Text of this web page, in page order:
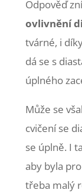
Odpověď
ovlivnění
tvárné, i
dá se s
úplného
Může se
cvičení se
se úplně. I
aby byla
třeba malý